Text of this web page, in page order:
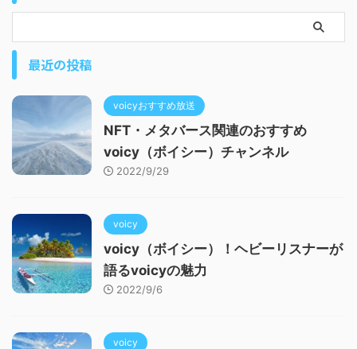
最近の投稿
voicyおすすめ放送
NFT・メタバース関連のおすすめ
voicy（ボイシー）チャンネル
2022/9/29
voicy
voicy（ボイシー）！ヘビーリスナーが
語るvoicyの魅力
2022/9/6
voicy